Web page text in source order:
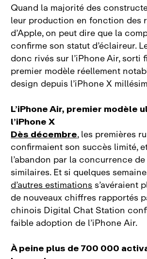
Quand la majorité des
leur production en fonction des
d’Apple, on peut dire que la
confirme son statut d’éclaireur.
donc rivés sur l’iPhone Air, sorti
premier modèle réellement
design depuis l’iPhone X
L’iPhone Air, premier modèle
l’iPhone X
Dès décembre, les premières
confirmaient son succès limité,
l’abandon par la concurrence
similaires. Et si quelques
d’autres estimationss’avéraient
de nouveaux chiffres rapportés
chinois Digital Chat Station
faible adoption de l’iPhone Air.
À peine plus de 700 000